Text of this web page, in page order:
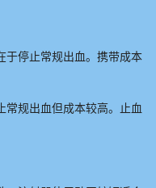
于停止常规出血。携带成本
常规出血但成本较高。止血